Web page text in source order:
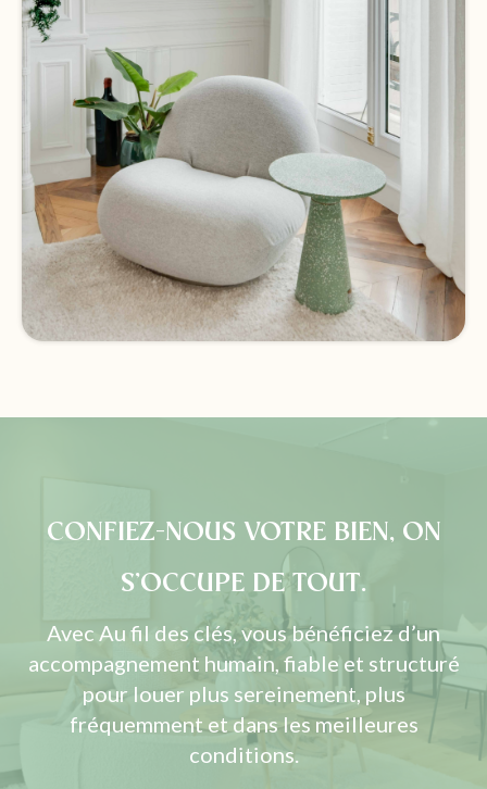
CONFIEZ-NOUS VOTRE BIEN, ON
S’OCCUPE DE TOUT.
Avec Au fil des clés, vous bénéficiez d’un
accompagnement humain, fiable et structuré
pour louer plus sereinement, plus
fréquemment et dans les meilleures
conditions.